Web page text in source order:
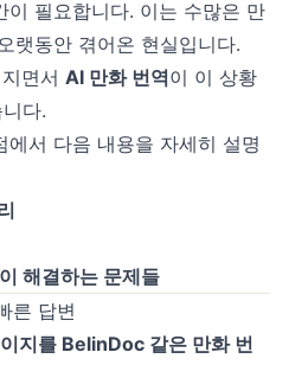
이 필요합니다. 이는 수많은 만
랫동안 겪어온 현실입니다.
면서 AI 만화 번역이 이 상황
다.
서 다음 내용을 자세히 설명
해결하는 문제들
른 답변
지를 BelinDoc 같은 만화 번